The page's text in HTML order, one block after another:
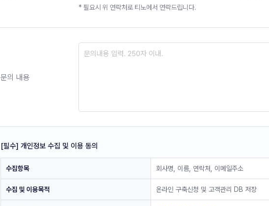
* 필요시 위 연락처로 티노에서 연락드립니다.
문의 내용
[필수] 개인정보 수집 및 이용 동의
수집항목 회사명, 이름, 연락처, 이메일주소
수집 및 이용목적 온라인 구축신청 및 고객관리 DB 저장